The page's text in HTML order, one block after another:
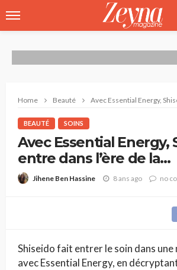
Home Beauté Avec Essential Energy, Shiseido entre
BEAUTÉ SOINS
Avec Essential Energy,
entre dans l’ère de la
neuroscience
Jihene Ben Hassine 8 ans ago no
Shiseido fait entrer le soin dans une
avec Essential Energy, en